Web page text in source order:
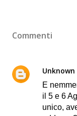
Commenti
Unknown
E
il 5 e 6
unico,